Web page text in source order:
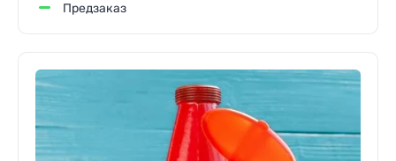
Предзаказ